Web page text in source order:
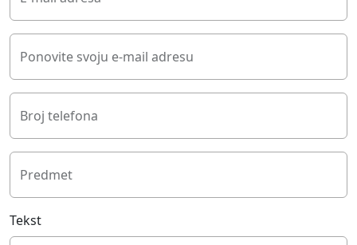
Ponovite svoju e-mail adresu
Broj telefona
Predmet
Tekst